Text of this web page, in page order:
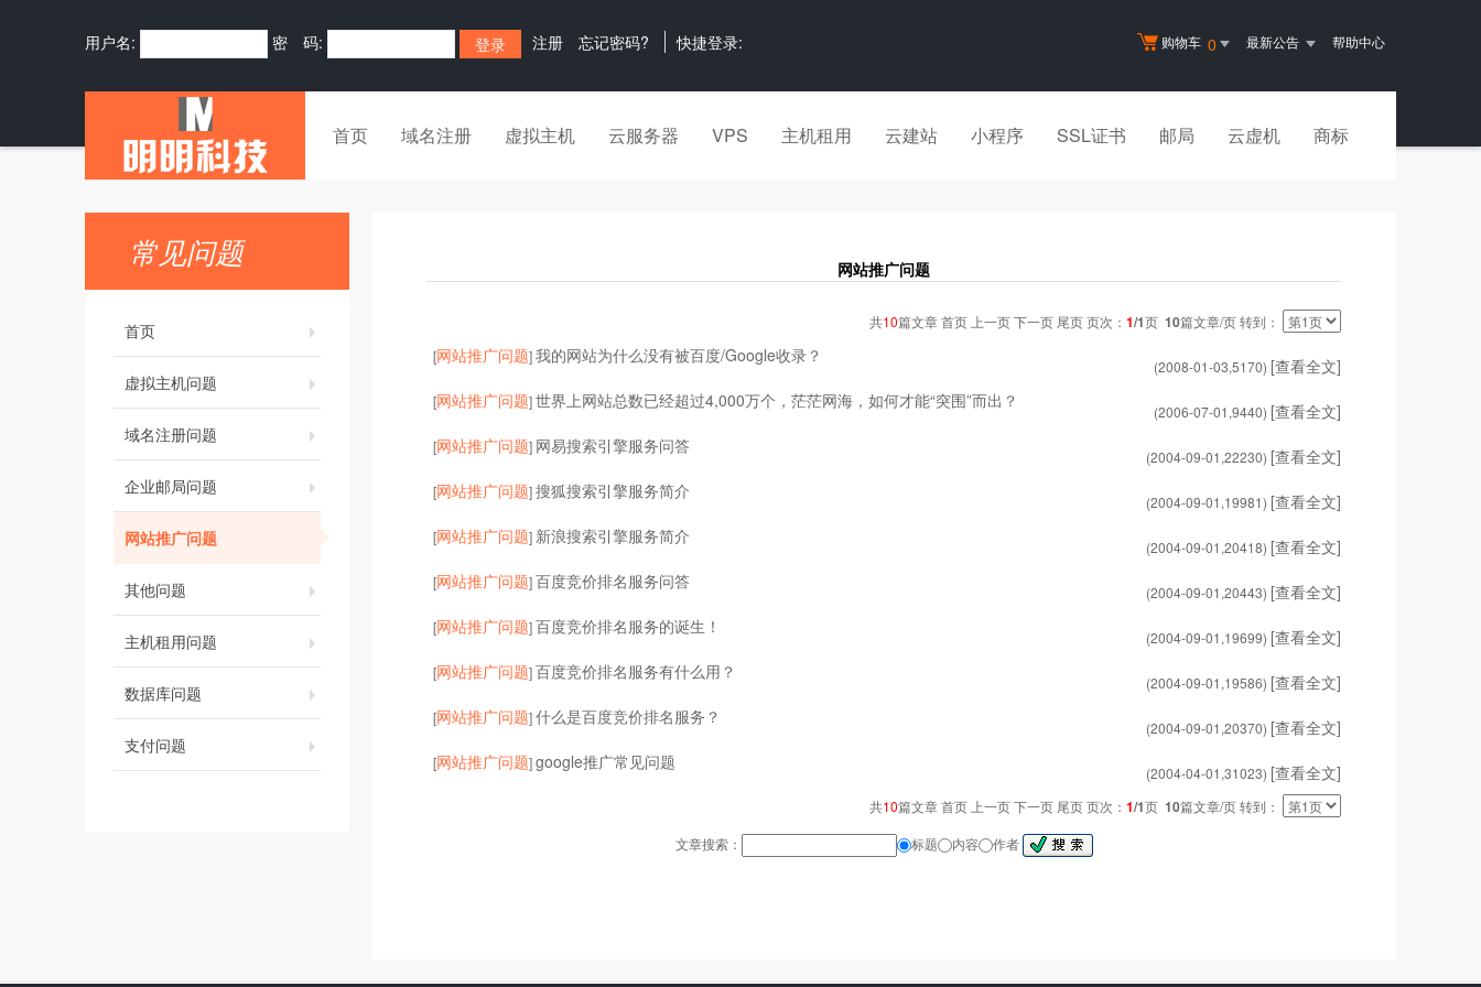
购物车 0 最新公告 帮助中心
用户名: 密 码: 注册 忘记密码? 快捷登录:
首页 域名注册 虚拟主机 云服务器 VPS 主机租用 云建站 小程序 SSL证书 邮局 云虚机 商标
常见问题
首页
虚拟主机问题
域名注册问题
企业邮局问题
网站推广问题
其他问题
主机租用问题
数据库问题
支付问题
网站推广问题
共10篇文章 首页 上一页 下一页 尾页 页次： 1/1页 10篇文章/页 转到：
[网站推广问题]我的网站为什么没有被百度/Google收录？
(2008-01-03,5170) [查看全文]
[网站推广问题]世界上网站总数已经超过4,000万个，茫茫网海，如何才能“突围”而出？
(2006-07-01,9440) [查看全文]
[网站推广问题] 网易搜索引擎服务问答
(2004-09-01,22230) [查看全文]
[网站推广问题]搜狐搜索引擎服务简介
(2004-09-01,19981) [查看全文]
[网站推广问题] 新浪搜索引擎服务简介
(2004-09-01,20418) [查看全文]
[网站推广问题]百度竞价排名服务问答
(2004-09-01,20443) [查看全文]
[网站推广问题]百度竞价排名服务的诞生！
(2004-09-01,19699) [查看全文]
[网站推广问题]百度竞价排名服务有什么用？
(2004-09-01,19586) [查看全文]
[网站推广问题]什么是百度竞价排名服务？
(2004-09-01,20370) [查看全文]
[网站推广问题]google推广常见问题
(2004-04-01,31023) [查看全文]
共10篇文章 首页 上一页 下一页 尾页 页次： 1/1页 10篇文章/页 转到：
文章搜索：
标题 内容 作者